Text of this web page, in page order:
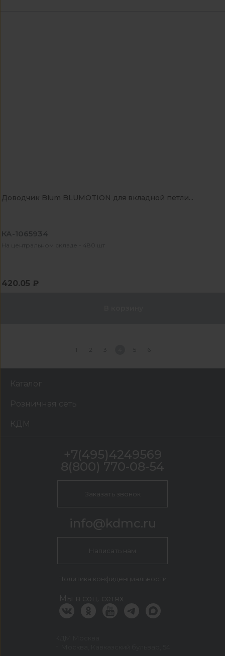
Доводчик Blum BLUMOTION для вкладной петли...
КА-1065934
На центральном складе - 480 шт
420.05 ₽
1 2 5
Каталог
Розничная сеть
КДМ
+7(495)4249569
8(800) 770-08-54
Заказать звонок
info@kdmc.ru
Написать нам
Политика конфиденциальности
Мы в соц. сетях